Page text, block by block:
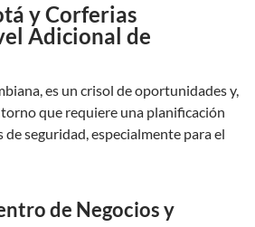
y Corferias
Adicional de
es un crisol de oportunidades y,
que requiere una planificación
seguridad, especialmente para el
de Negocios y